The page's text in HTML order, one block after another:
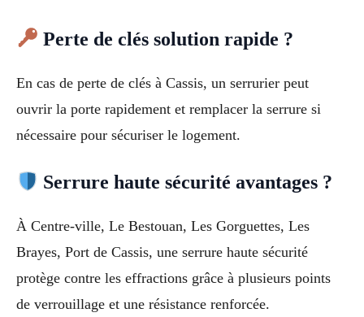
Perte de clés solution rapide ?
En cas de perte de clés à Cassis, un serrurier peut
ouvrir la porte rapidement et remplacer la serrure si
nécessaire pour sécuriser le logement.
Serrure haute sécurité avantages ?
À Centre-ville, Le Bestouan, Les Gorguettes, Les
Brayes, Port de Cassis, une serrure haute sécurité
protège contre les effractions grâce à plusieurs points
de verrouillage et une résistance renforcée.